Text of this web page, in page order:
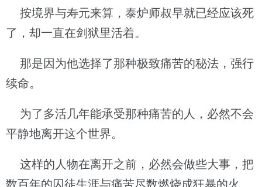
按境界与寿元来算，泰炉师叔早就已经应该死
了，却一直在剑狱里活着。
那是因为他选择了那种极致痛苦的秘法，强行
续命。
为了多活几年能承受那种痛苦的人，必然不会
平静地离开这个世界。
这样的人物在离开之前，必然会做些大事，把
数百年的囚徒生涯与痛苦尽数燃烧成狂暴的火